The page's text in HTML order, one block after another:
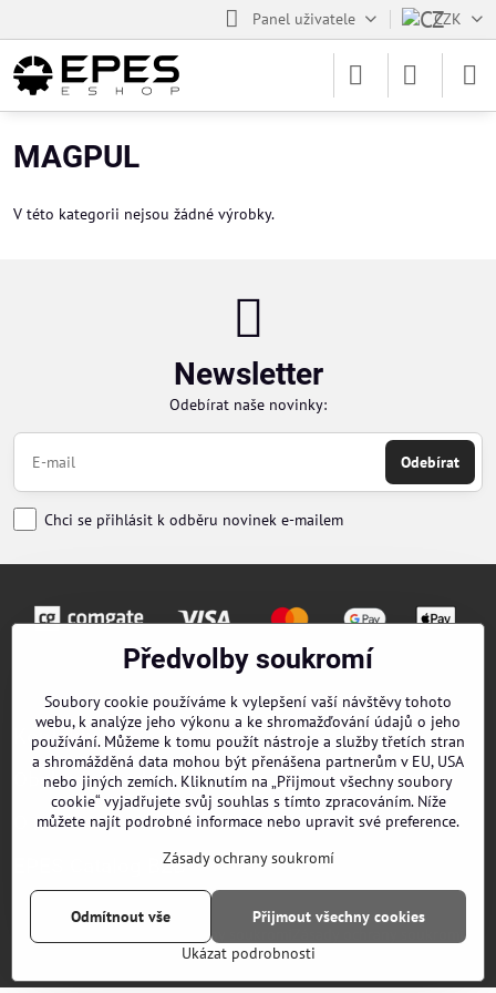
Panel uživatele CZK
MAGPUL
V této kategorii nejsou žádné výrobky.
Newsletter
Odebírat naše novinky:
Odebírat
Chci se přihlásit k odběru novinek e-mailem
Kontakty
Obchodní podmínky
O nás
EPES Catalog B2B
© Předvolby soukromí
Vytvořeno systémem:ByznysWeb.cz
Předvolby soukromí
Soubory cookie používáme k vylepšení vaší návštěvy tohoto
webu, k analýze jeho výkonu a ke shromažďování údajů o jeho
používání. Můžeme k tomu použít nástroje a služby třetích stran
a shromážděná data mohou být přenášena partnerům v EU, USA
nebo jiných zemích. Kliknutím na „Přijmout všechny soubory
cookie“ vyjadřujete svůj souhlas s tímto zpracováním. Níže
můžete najít podrobné informace nebo upravit své preference.
Zásady ochrany soukromí
Ukázat podrobnosti
Přijmout všechny cookies
Odmítnout vše